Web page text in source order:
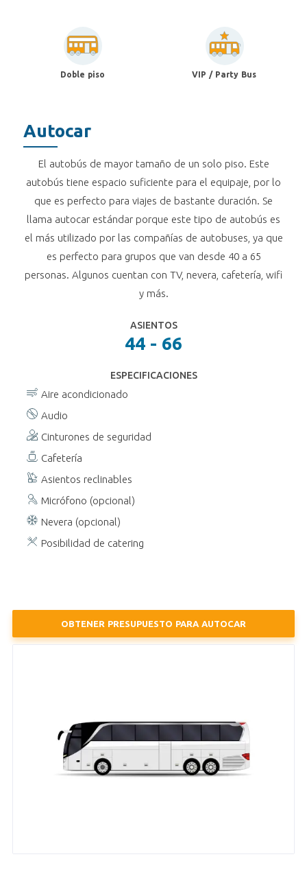
Doble piso VIP / Party Bus
Autocar
El autobús de mayor tamaño de un solo piso. Este
autobús tiene espacio suficiente para el equipaje, por lo
que es perfecto para viajes de bastante duración. Se
llama autocar estándar porque este tipo de autobús es
el más utilizado por las compañías de autobuses, ya que
es perfecto para grupos que van desde 40 a 65
personas. Algunos cuentan con TV, nevera, cafetería, wifi
y más.
ASIENTOS
44 - 66
ESPECIFICACIONES
Aire acondicionado
Audio
Cinturones de seguridad
Cafetería
Asientos reclinables
Micrófono (opcional)
Nevera (opcional)
Posibilidad de catering
OBTENER PRESUPUESTO PARA AUTOCAR